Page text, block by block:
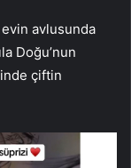
evin avlusunda
Doğu’nun
çiftin